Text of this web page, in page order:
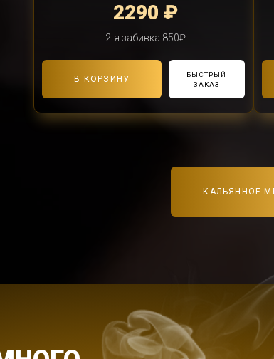
2290 ₽
2-я забивка 850₽
В КОРЗИНУ
БЫСТРЫЙ
ЗАКАЗ
КАЛЬЯННОЕ